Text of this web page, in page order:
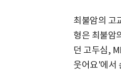
최불암의 고
형은 최불암
던 고두심,
웃어요'에서